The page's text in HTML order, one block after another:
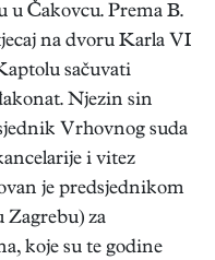
u Čakovcu. Prema B.
na dvoru Karla VI
sačuvati
Njezin sin
Vrhovnog suda
i vitez
je predsjednikom
Zagrebu) za
koje su te godine